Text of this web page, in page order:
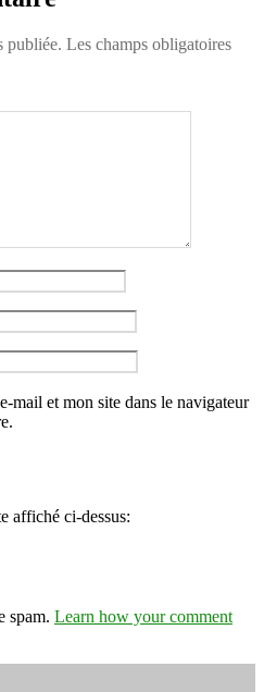
publiée. Les champs obligatoires
mail et mon site dans le navigateur
affiché ci-dessus:
spam. Learn how your comment